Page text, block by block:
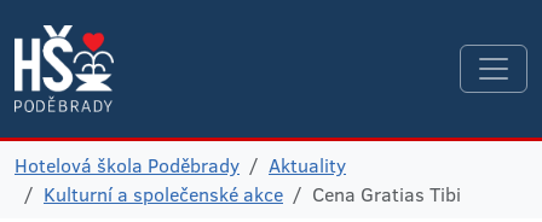
Hotelová škola Poděbrady
Aktuality
Kulturní a společenské akce
Cena Gratias Tibi